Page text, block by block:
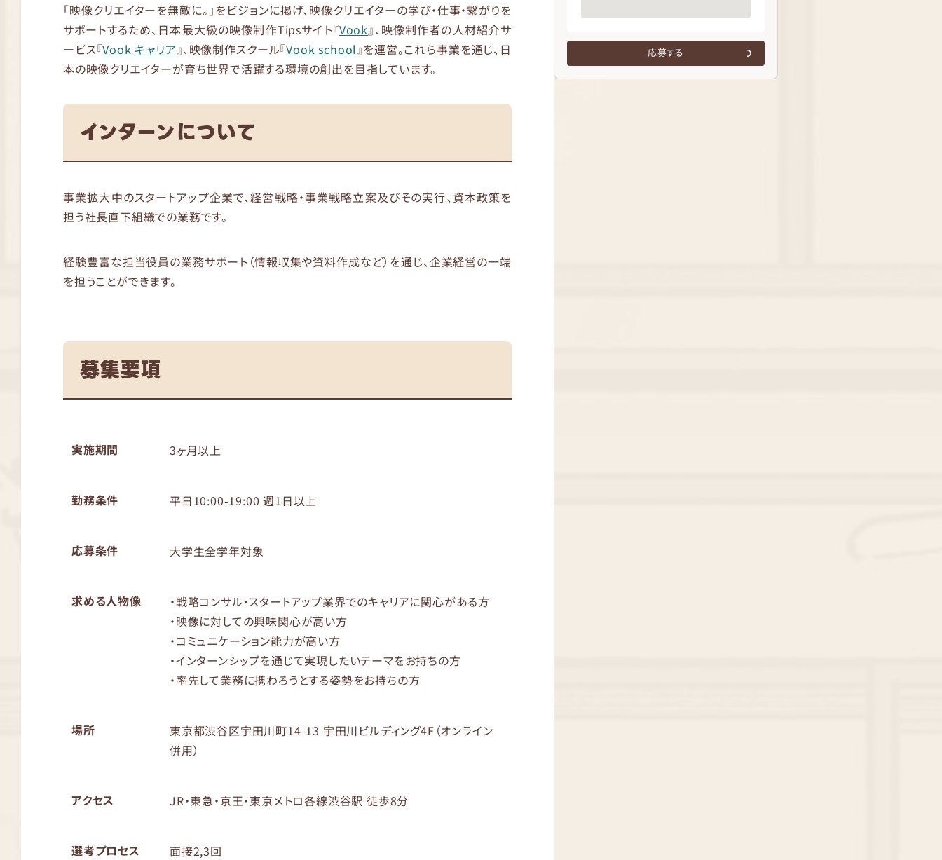
「映像クリエイターを無敵に。」をビジョンに掲げ、映像クリエイターの学び・仕事・繋がりを
サポートするため、日本最大級の映像制作Tipsサイト『Vook』、映像制作者の人材紹介サ
ービス『Vook キャリア』、映像制作スクール『Vook school』を運営。これら事業を通じ、日
本の映像クリエイターが育ち世界で活躍する環境の創出を目指しています。
インターンについて
事業拡大中のスタートアップ企業で、経営戦略・事業戦略立案及びその実行、資本政策を
担う社長直下組織での業務です。
経験豊富な担当役員の業務サポート（情報収集や資料作成など）を通じ、企業経営の一端
を担うことができます。
募集要項
実施期間 3ヶ月以上
勤務条件 平日10:00-19:00 週1日以上
応募条件 大学生全学年対象
求める人物像
・戦略コンサル・スタートアップ業界でのキャリアに関心がある方
・映像に対しての興味関心が高い方
・コミュニケーション能力が高い方
・インターンシップを通じて実現したいテーマをお持ちの方
・率先して業務に携わろうとする姿勢をお持ちの方
場所
東京都渋谷区宇田川町14-13 宇田川ビルディング4F（オンライン
併用）
アクセス JR・東急・京王・東京メトロ各線渋谷駅 徒歩8分
選考プロセス 面接2,3回
応募する